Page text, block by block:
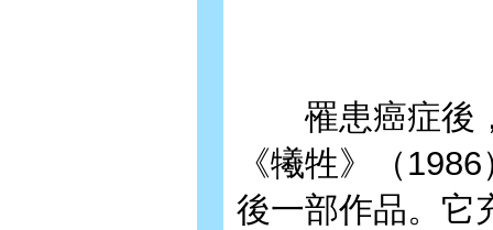
罹患癌症後，
《犧牲》（
後一部作品。它